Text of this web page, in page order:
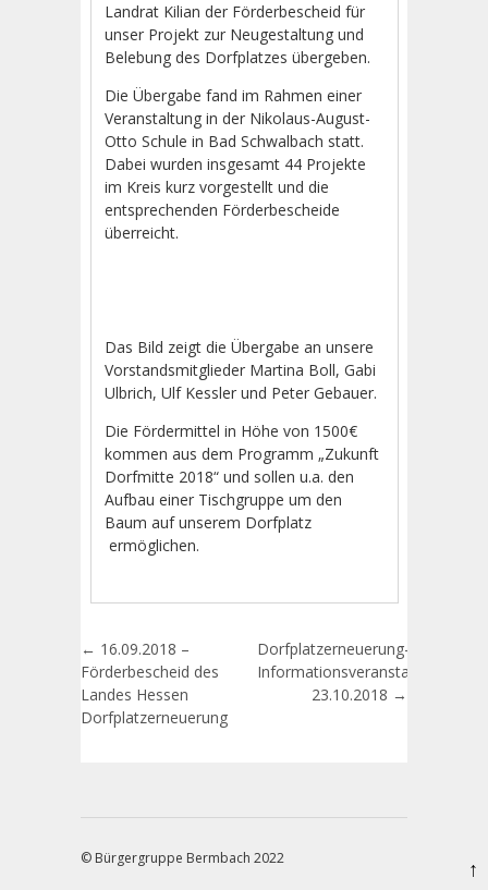
Landrat Kilian der Förderbescheid für
unser Projekt zur Neugestaltung und
Belebung des Dorfplatzes übergeben.
Die Übergabe fand im Rahmen einer
Veranstaltung in der Nikolaus-August-
Otto Schule in Bad Schwalbach statt.
Dabei wurden insgesamt 44 Projekte
im Kreis kurz vorgestellt und die
entsprechenden Förderbescheide
überreicht.
Das Bild zeigt die Übergabe an unsere
Vorstandsmitglieder Martina Boll, Gabi
Ulbrich, Ulf Kessler und Peter Gebauer.
Die Fördermittel in Höhe von 1500€
kommen aus dem Programm „Zukunft
Dorfmitte 2018“ und sollen u.a. den
Aufbau einer Tischgruppe um den
Baum auf unserem Dorfplatz
ermöglichen.
Artikel-Navigation
← 16.09.2018 –
Förderbescheid des
Landes Hessen
Dorfplatzerneuerung
Dorfplatzerneuerung-
Informationsveranstaltung
23.10.2018 →
© Bürgergruppe Bermbach 2022 ↑